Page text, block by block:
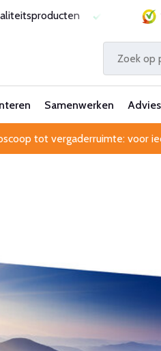
Al 25 jaar
Samenwerken
tot vergaderruimte: voor